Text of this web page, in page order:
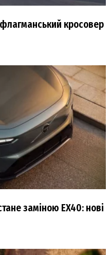
кросовер
заміною EX40: нові